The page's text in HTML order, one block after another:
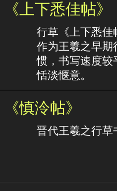
《上下悉佳帖》
行草《上下悉佳
作为王羲之早期
惯，书写速度较
恬淡惬意。
《慎泠帖》
晋代王羲之行草